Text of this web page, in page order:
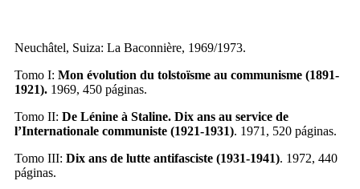
Neuchâtel, Suiza: La Baconnière, 1969/1973.
Tomo I: Mon évolution du tolstoïsme au communisme (1891-
1921). 1969, 450 páginas.
Tomo II: De Lénine à Staline. Dix ans au service de
l’Internationale communiste (1921-1931). 1971, 520 páginas.
Tomo III: Dix ans de lutte antifasciste (1931-1941). 1972, 440
páginas.